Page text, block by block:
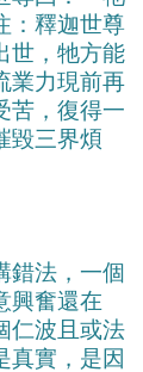
：釋迦世尊
世，牠方能
業力現前再
苦，復得一
毀三界煩
法，一個
興奮還在
仁波且或法
真實，是因